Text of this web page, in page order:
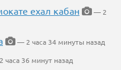
ехал кабан
— 2
— 2 часа 34 минуты назад
часа 36 минут назад